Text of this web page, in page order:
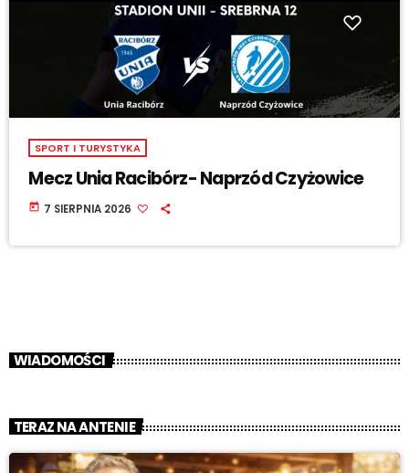
SPORT I TURYSTYKA
Mecz Unia Racibórz- Naprzód Czyżowice
today 7 SIERPNIA 2026
WIADOMOŚCI
TERAZ NA ANTENIE